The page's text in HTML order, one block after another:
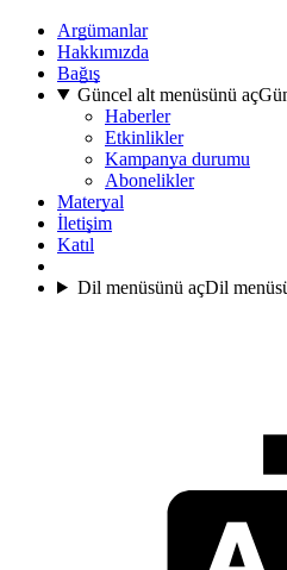
Argümanlar
Hakkımızda
Bağış
Güncel alt menüsünü aç
Haberler
Etkinlikler
Kampanya durumu
Abonelikler
Materyal
İletişim
Katıl
Dil menüsünü açDil